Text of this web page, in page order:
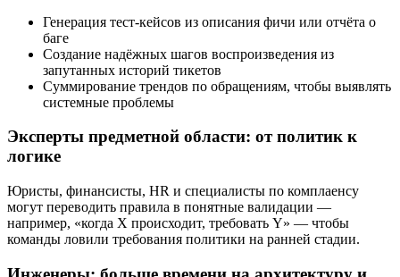
Генерация тест‑кейсов из описания фичи или отчёта о
баге
Создание надёжных шагов воспроизведения из
запутанных историй тикетов
Суммирование трендов по обращениям, чтобы выявлять
системные проблемы
Эксперты предметной области: от политик к
логике
Юристы, финансисты, HR и специалисты по комплаенсу
могут переводить правила в понятные валидации —
например, «когда X происходит, требовать Y» — чтобы
команды ловили требования политики на ранней стадии.